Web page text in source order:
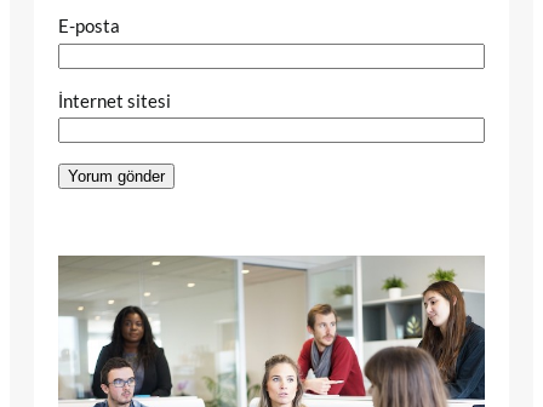
E-posta
İnternet sitesi